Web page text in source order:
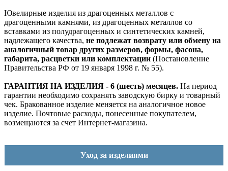
Ювелирные изделия из драгоценных металлов с
драгоценными камнями, из драгоценных металлов со
вставками из полудрагоценных и синтетических камней,
надлежащего качества, не подлежат возврату или обмену на
аналогичный товар других размеров, формы, фасона,
габарита, расцветки или комплектации (Постановление
Правительства РФ от 19 января 1998 г. № 55).
ГАРАНТИЯ НА ИЗДЕЛИЯ - 6 (шесть) месяцев. На период
гарантии необходимо сохранять заводскую бирку и товарный
чек. Бракованное изделие меняется на аналогичное новое
изделие. Почтовые расходы, понесенные покупателем,
возмещаются за счет Интернет-магазина.
Уход за изделиями